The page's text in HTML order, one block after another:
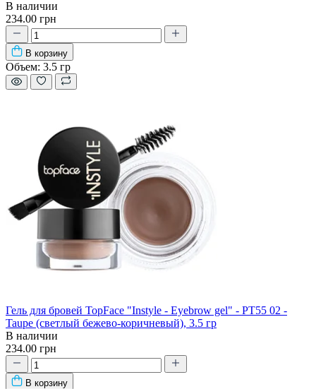
В наличии
234.00 грн
В корзину
Объем: 3.5 гр
Гель для бровей TopFace "Instyle - Eyebrow gel" - PT55 02 -
Taupe (светлый бежево-коричневый), 3.5 гр
В наличии
234.00 грн
В корзину